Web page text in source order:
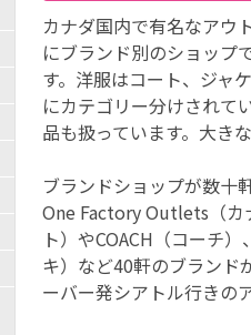
カナダ国内で有名なアウ
にブランド別のショップ
す。洋服はコート、ジャ
にカテゴリー分けされて
品も扱っています。大き
ブランドショップが数十
One Factory Outlets（カ
ト）やCOACH（コーチ
キ）など40軒のブランド
ーバー発シアトル行きの